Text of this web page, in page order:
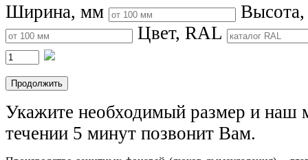
Ширина, мм
Цвет, RAL
Укажите необходимый размер и наш
течении 5 минут позвонит Вам.